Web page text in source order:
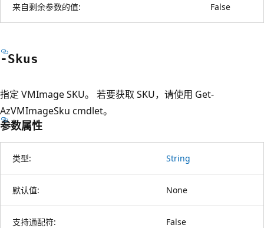
来自剩余参数的值: False
-Skus
指定 VMImage SKU。 若要获取 SKU，请使用 Get-
AzVMImageSku cmdlet。
参数属性
类型: String
默认值: None
支持通配符: False